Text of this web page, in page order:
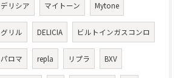
デリシア マイトーン Mytone
グリル DELICIA ビルトインガスコンロ
パロマ repla リプラ BXV